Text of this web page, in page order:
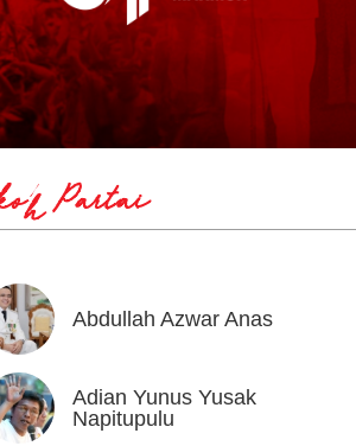
Partai
Abdullah Azwar Anas
Adian Yunus Yusak
Napitupulu